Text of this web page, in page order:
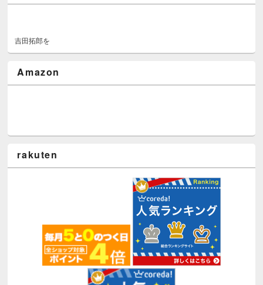
吉田拓郎を
Amazon
rakuten